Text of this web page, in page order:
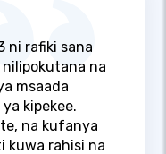
ni rafiki sana
na
msaada
kipekee.
na kufanya
kuwa rahisi na